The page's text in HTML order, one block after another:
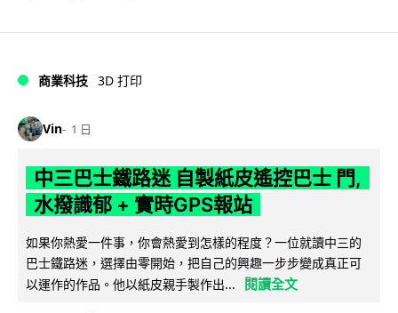
商業科技 3D 打印
Vin 1 日
中三巴士鐵路迷 自製紙皮遙控巴士 門,
水撥識郁 + 實時GPS報站
如果你熱愛一件事，你會熱愛到怎樣的程度？一位就讀中三的
巴士鐵路迷，選擇由零開始，把自己的興趣一步步變成真正可
以運作的作品。他以紙皮親手製作出...
閱讀全文